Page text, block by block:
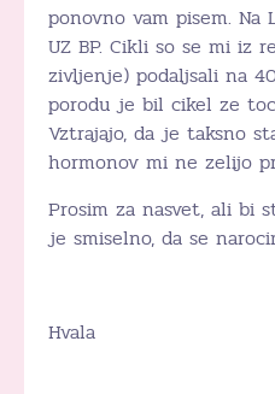
ponovno vam pisem. Na
UZ BP. Cikli so se mi iz
zivljenje) podaljsali na
porodu je bil cikel ze
Vztrajajo, da je taksno
hormonov mi ne zelijo
Prosim za nasvet, ali bi
je smiselno, da se
Hvala